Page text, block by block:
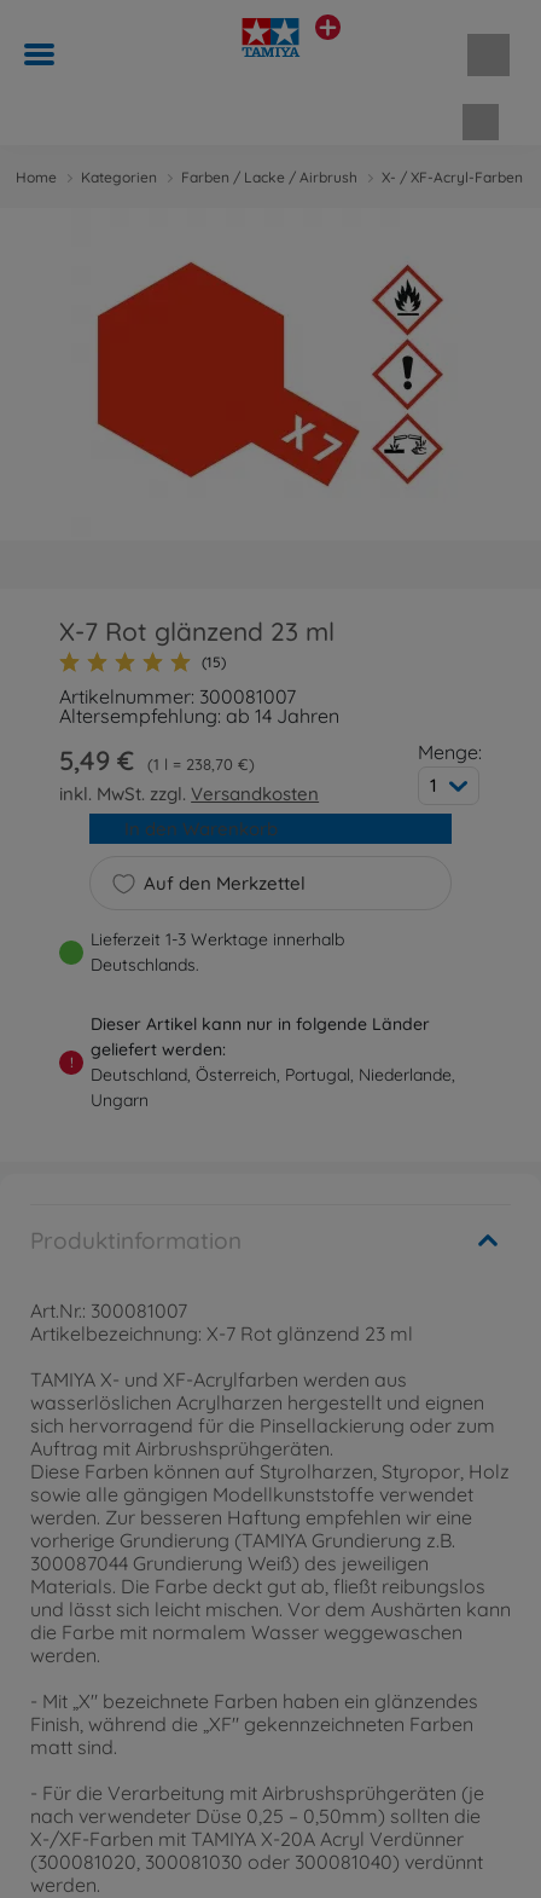
Home Kategorien Farben / Lacke / Airbrush X- / XF-Acryl-Farben
X-7 Rot glänzend 23 ml
(15)
Artikelnummer: 300081007
Altersempfehlung: ab 14 Jahren
5,49 € 1 l = 238,70 €
inkl. MwSt. zzgl.Versandkosten
Menge:
1
Auf den Merkzettel
In den Warenkorb
Lieferzeit 1-3 Werktage innerhalb
Deutschlands.
!
Dieser Artikel kann nur in folgende Länder
geliefert werden:
Deutschland, Österreich, Portugal, Niederlande,
Ungarn
Produktinformation
Art.Nr.: 300081007
Artikelbezeichnung: X-7 Rot glänzend 23 ml
TAMIYA X- und XF-Acrylfarben werden aus
wasserlöslichen Acrylharzen hergestellt und eignen
sich hervorragend für die Pinsellackierung oder zum
Auftrag mit Airbrushsprühgeräten.
Diese Farben können auf Styrolharzen, Styropor, Holz
sowie alle gängigen Modellkunststoffe verwendet
werden. Zur besseren Haftung empfehlen wir eine
vorherige Grundierung (TAMIYA Grundierung z.B.
300087044 Grundierung Weiß) des jeweiligen
Materials. Die Farbe deckt gut ab, fließt reibungslos
und lässt sich leicht mischen. Vor dem Aushärten kann
die Farbe mit normalem Wasser weggewaschen
werden.
- Mit „X" bezeichnete Farben haben ein glänzendes
Finish, während die „XF" gekennzeichneten Farben
matt sind.
- Für die Verarbeitung mit Airbrushsprühgeräten (je
nach verwendeter Düse 0,25 – 0,50mm) sollten die
X-/XF-Farben mit TAMIYA X-20A Acryl Verdünner
(300081020, 300081030 oder 300081040) verdünnt
werden.